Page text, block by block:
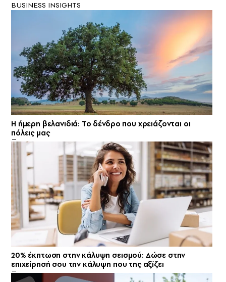
BUSINESS INSIGHTS
Η ήμερη βελανιδιά: Το δένδρο που χρειάζονται οι
πόλεις μας
20% έκπτωση στην κάλυψη σεισμού: Δώσε στην
επιχείρησή σου την κάλυψη που της αξίζει